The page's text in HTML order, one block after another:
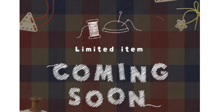
◆レトロなミシンがモチーフ ボビンを乗せれば完
成。ちょっと懐かしい昔ながらのミシンです。 ダイ
ヤルもカチカチと回せます。
ダイヤルを回すと、楽しい仕掛けが！
引き出しのなかには、わくわくする世界が広がりま
す。
お家に置くおもちゃも、しっかりこだわりたいご家庭